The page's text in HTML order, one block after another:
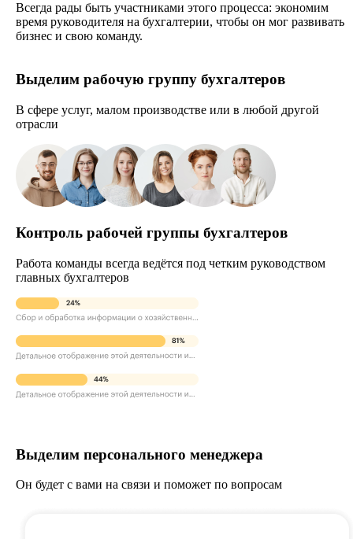
Всегда рады быть участниками этого процесса: экономим
время руководителя на бухгалтерии, чтобы он мог развивать
бизнес и свою команду.
Выделим рабочую группу бухгалтеров
В сфере услуг, малом производстве или в любой другой
отрасли
Контроль рабочей группы бухгалтеров
Работа команды всегда ведётся под четким руководством
главных бухгалтеров
Выделим персонального менеджера
Он будет с вами на связи и поможет по вопросам